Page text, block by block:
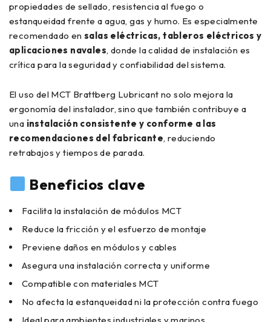
propiedades de sellado, resistencia al fuego o
estanqueidad frente a agua, gas y humo. Es especialmente
recomendado ensalas eléctricas, tableros eléctricos y
aplicaciones navales, donde la calidad de instalación es
crítica para la seguridad y confiabilidad del sistema.
El uso del MCT Brattberg Lubricant no solo mejora la
ergonomía del instalador, sino que también contribuye a
una instalación consistente y conforme a las
recomendaciones del fabricante, reduciendo
retrabajos y tiempos de parada.
Beneficios clave
Facilita la instalación de módulos MCT
Reduce la fricción y el esfuerzo de montaje
Previene daños en módulos y cables
Asegura una instalación correcta y uniforme
Compatible con materiales MCT
No afecta la estanqueidad ni la protección contra fuego